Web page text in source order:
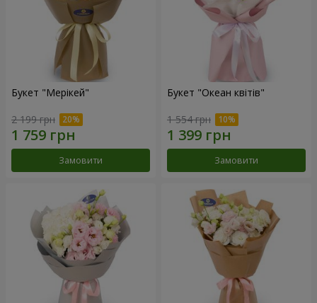
Букет "Мерікей"
2 199 грн
Замовити
Букет "Океан квітів"
1 554 грн
Замовити